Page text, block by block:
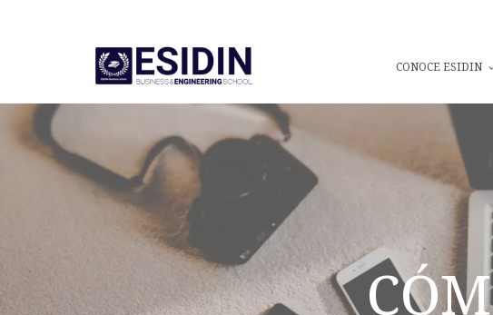
CONOCE ESIDIN